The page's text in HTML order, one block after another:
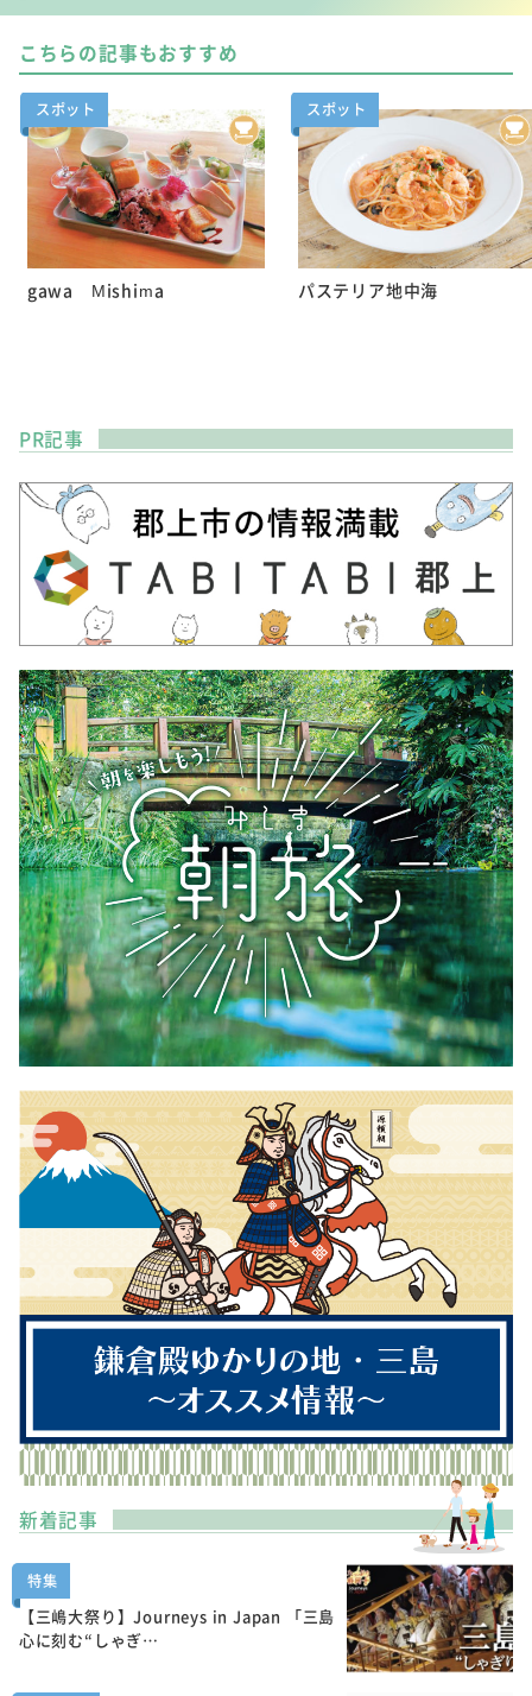
こちらの記事もおすすめ
スポット
gawa Mishima
スポット
パステリア地中海
PR記事
新着記事
特集
【三嶋大祭り】Journeys in Japan 「三島
心に刻む“しゃぎ…